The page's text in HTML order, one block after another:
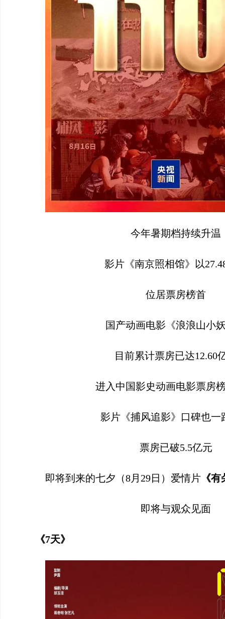
今年暑期档持续升温
影片《南京照相馆》以
位居票房榜首
国产动画电影《浪浪山小
目前累计票房已达12.60
进入中国影史动画电影票房
影片《捕风追影》口碑也一
票房已破5.5亿元
即将到来的七夕（8月29日）爱情片 《
即将与观众见面
《7天》